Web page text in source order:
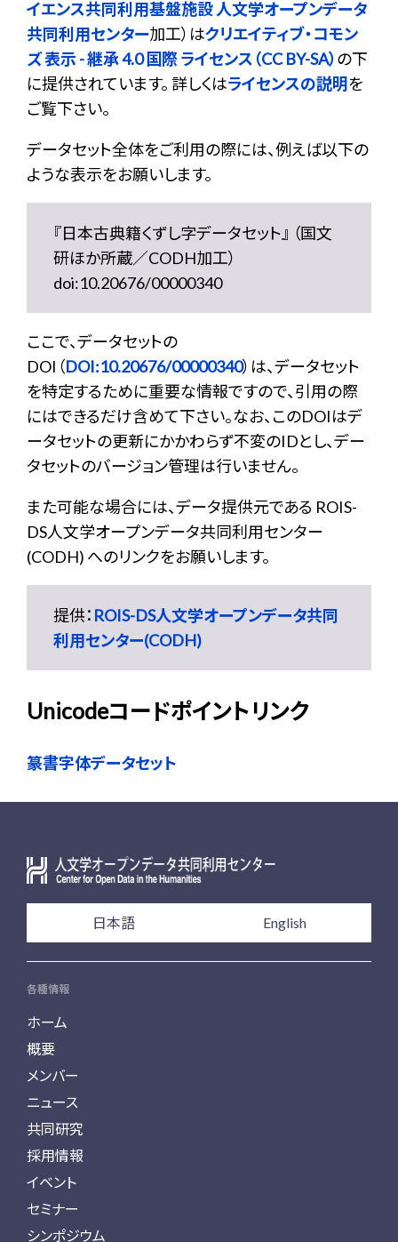
イエンス共同利用基盤施設 人文学オープンデータ
共同利用センター加工）はクリエイティブ・コモン
ズ 表示 - 継承 4.0 国際 ライセンス（CC BY-SA） の下
に提供されています。 詳しくはライセンスの説明を
ご覧下さい。
データセット全体をご利用の際には、例えば以下の
ような表示をお願いします。
『日本古典籍くずし字データセット』 （国文
研ほか所蔵／CODH加工）
doi:10.20676/00000340
ここで、データセットの
DOI（DOI:10.20676/00000340）は、データセット
を特定するために重要な情報ですので、引用の際
にはできるだけ含めて下さい。なお、このDOIはデ
ータセットの更新にかかわらず不変のIDとし、デー
タセットのバージョン管理は行いません。
また可能な場合には、データ提供元である ROIS-
DS人文学オープンデータ共同利用センター
(CODH) へのリンクをお願いします。
提供： ROIS-DS人文学オープンデータ共同
利用センター(CODH)
Unicodeコードポイントリンク
篆書字体データセット
日本語 English
各種情報
ホーム
概要
メンバー
ニュース
共同研究
採用情報
イベント
セミナー
シンポジウム